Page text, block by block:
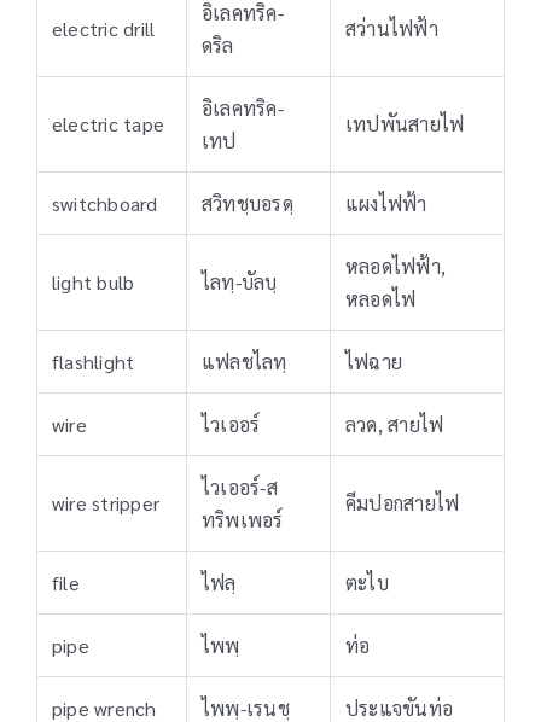
electric drill
อิเลคทริค-
ดริล
สว่านไฟฟ้า
electric tape
อิเลคทริค-
เทป
เทปพันสายไฟ
switchboard สวิทชฺบอรดฺ แผงไฟฟ้า
light bulb ไลทฺ-บัลบฺ
หลอดไฟฟ้า,
หลอดไฟ
flashlight แฟลชไลทฺ ไฟฉาย
wire ไวเออร์ ลวด, สายไฟ
wire stripper
ไวเออร์-ส
ทริพเพอร์
คีมปอกสายไฟ
file ไฟลฺ ตะไบ
pipe ไพพฺ ท่อ
pipe wrench ไพพฺ-เรนชฺ ประแจขันท่อ